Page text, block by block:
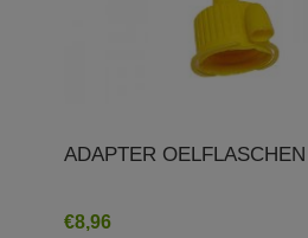
ADAPTER
€8,96